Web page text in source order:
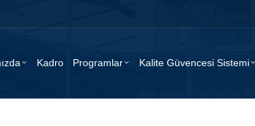
Kadro Programlar Kalite Güvencesi Sistemi